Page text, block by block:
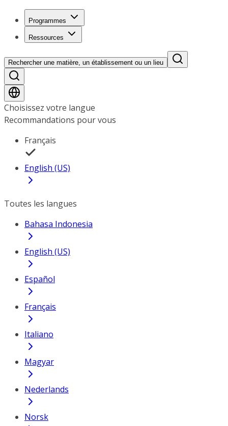
Programmes
Ressources
Rechercher une matière, un établissement ou un lieu
Choisissez votre langue
Recommandations pour vous
Français
English (US)
Toutes les langues
Bahasa Indonesia
English (US)
Español
Français
Italiano
Magyar
Nederlands
Norsk